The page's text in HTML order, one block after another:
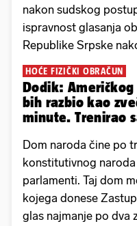
nakon sudskog
ispravnost glasanja
Republike Srpske
HOĆE FIZIČKI OBRAČUN
Dodik:
bih razbio kao
minute. Trenirao
Dom naroda čine po
konstitutivnog
parlamenti. Taj dom
kojega donese
glas najmanje po dva